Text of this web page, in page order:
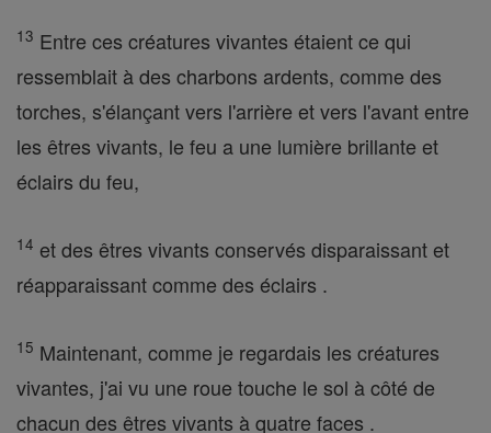
13 Entre ces créatures vivantes étaient ce qui
ressemblait à des charbons ardents, comme des
torches, s'élançant vers l'arrière et vers l'avant entre
les êtres vivants, le feu a une lumière brillante et
éclairs du feu,
14 et des êtres vivants conservés disparaissant et
réapparaissant comme des éclairs .
15 Maintenant, comme je regardais les créatures
vivantes, j'ai vu une roue touche le sol à côté de
chacun des êtres vivants à quatre faces .